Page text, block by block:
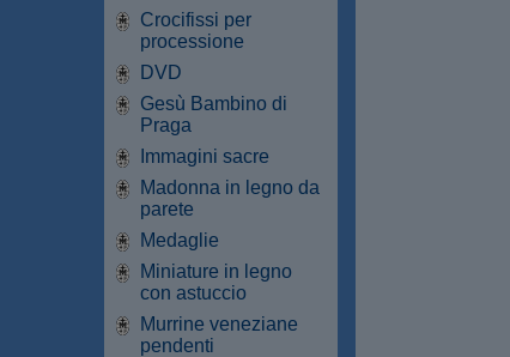
Crocifissi per
processione
DVD
Gesù Bambino di
Praga
Immagini sacre
Madonna in legno da
parete
Medaglie
Miniature in legno
con astuccio
Murrine veneziane
pendenti